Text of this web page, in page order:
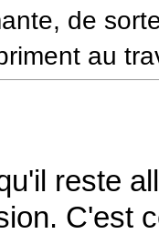
de
au
reste
C'est